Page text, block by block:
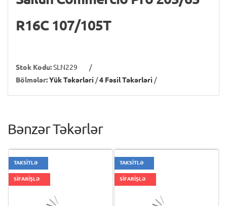
R16C 107/105T
Stok Kodu:SLN229
/
Bölmələr:Yük Təkərləri /4 Fəsil Təkərləri /
Bənzər Təkərlər
TAKSİTLƏ
SİFARİŞLƏ
TAKSİTLƏ
SİFARİŞLƏ